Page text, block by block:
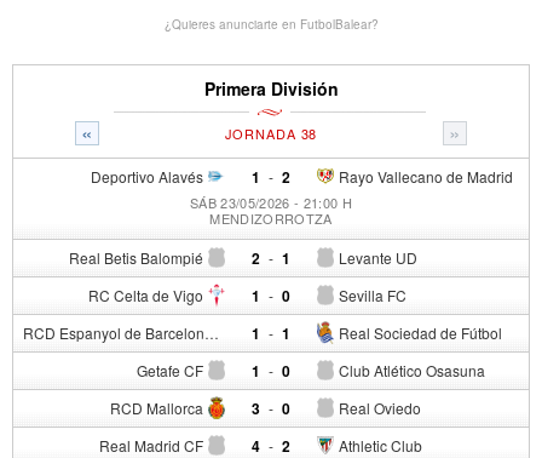
¿Quieres anunciarte en FutbolBalear?
Primera División
« »
JORNADA 38
Deportivo Alavés 1 - Rayo Vallecano de Madrid
2
SÁB 23/05/2026 - 21:00 H
MENDIZORROTZA
Real Betis Balompié 2 - Levante UD
1
RC Celta de Vigo 1 - Sevilla FC
0
RCD Espanyol de Barcelona 1 - Real Sociedad de Fútbol
1
Getafe CF 1 - Club Atlético Osasuna
0
RCD Mallorca 3 - Real Oviedo
0
Real Madrid CF 4 - Athletic Club
2